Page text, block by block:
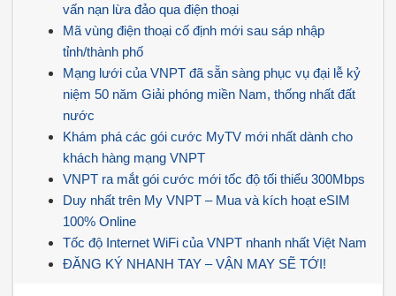
vấn nạn lừa đảo qua điện thoại
Mã vùng điện thoại cố định mới sau sáp nhập
tỉnh/thành phố
Mạng lưới của VNPT đã sẵn sàng phục vụ đại lễ kỷ
niệm 50 năm Giải phóng miền Nam, thống nhất đất
nước
Khám phá các gói cước MyTV mới nhất dành cho
khách hàng mạng VNPT
VNPT ra mắt gói cước mới tốc độ tối thiểu 300Mbps
Duy nhất trên My VNPT – Mua và kích hoạt eSIM
100% Online
Tốc độ Internet WiFi của VNPT nhanh nhất Việt Nam
ĐĂNG KÝ NHANH TAY – VẬN MAY SẼ TỚI!